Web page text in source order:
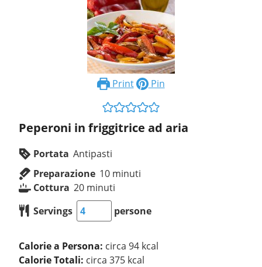
Print Pin
Peperoni in friggitrice ad aria
Portata Antipasti
Preparazione 10 minuti
Cottura 20 minuti
Servings
persone
Calorie a Persona: circa 94 kcal
Calorie Totali: circa 375 kcal